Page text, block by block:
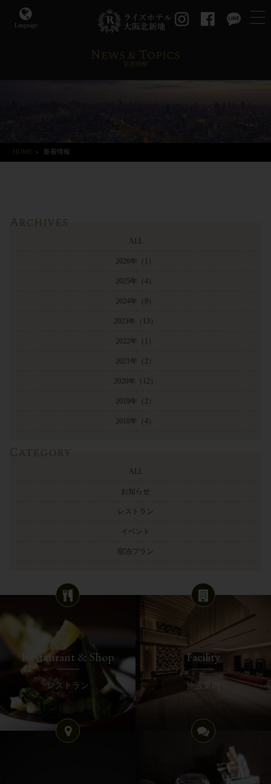
Language
News & Topics
HOME > 新着情報
Archives
ALL
2026年 （1）
2025年 （4）
2024年 （9）
2023年 （13）
2022年 （1）
2021年 （2）
2020年 （12）
2019年 （2）
2018年 （4）
Category
ALL
お知らせ
レストラン
イベント
宿泊プラン
Restaurant & Shop
レストラン
Facility
施設案内